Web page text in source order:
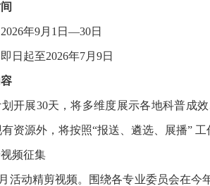
年9月1日—30日
日起至2026年7月9日
开展30天，将多维度展示各地科普成
资源外，将按照“报送、遴选、展播”
视频征集
活动精剪视频。围绕各专业委员会在